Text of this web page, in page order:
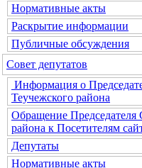
Нормативные акты
Раскрытие информации
Публичные обсуждения
Совет депутатов
Информация о
Теучежского района
Обращение
района к Посетителям
Депутаты
Нормативные акты